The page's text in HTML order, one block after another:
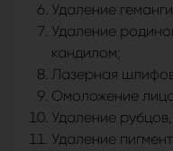
Удаление
Удаление
кандилом;
Лазерная
Омоложение
Удаление
Удаление